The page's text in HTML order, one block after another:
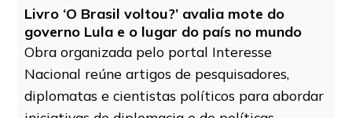
Livro ‘O Brasil voltou?’ avalia mote do
governo Lula e o lugar do país no mundo
Obra organizada pelo portal Interesse
Nacional reúne artigos de pesquisadores,
diplomatas e cientistas políticos para abordar